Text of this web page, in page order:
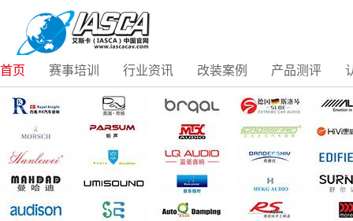
首页 赛事培训 行业资讯 改装案例 产品测评